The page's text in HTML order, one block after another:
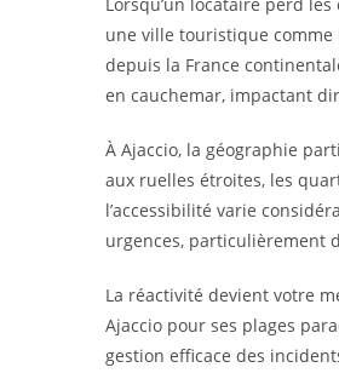
Lorsqu’un locataire perd
une ville touristique
depuis la France
en cauchemar, impactant
À Ajaccio, la géographie
aux ruelles étroites, les
l’accessibilité varie
urgences, particulièrement
La réactivité devient votre
Ajaccio pour ses plages
gestion efficace des